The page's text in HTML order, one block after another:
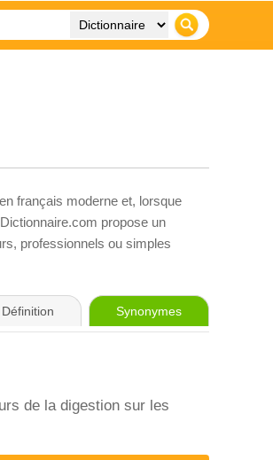
français moderne et, lorsque
propose un
professionnels ou simples
Définition Synonymes
de la digestion sur les